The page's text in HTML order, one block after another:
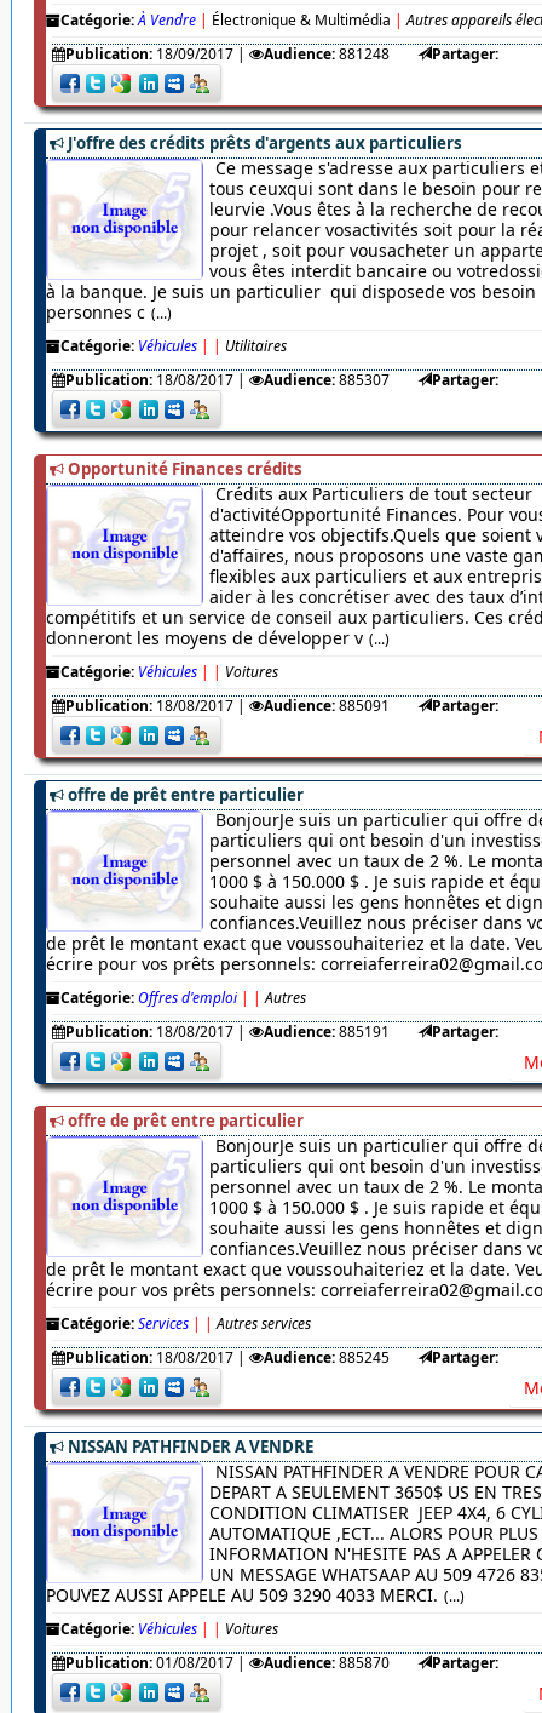
Catégorie:À Vendre | Électronique & Multimédia | Autres appareils
Publication: 18/09/2017| Audience:881248 Partager:
J'offre des crédits prêts d'argents aux particuliers
Ce message s'adresse aux particuliers
tous ceuxqui sont dans le besoin pour
leurvie .Vous êtes à la recherche de
pour relancer vosactivités soit pour la
projet , soit pour vousacheter un
vous êtes interdit bancaire ou
à la banque. Je suis un particulier qui disposede vos
personnes c (...)
Catégorie: Véhicules | | Utilitaires
Publication: 18/08/2017| Audience:885307 Partager:
Opportunité Finances crédits
Crédits aux Particuliers de tout secteur
d'activitéOpportunité Finances. Pour
atteindre vos objectifs.Quels que soient
d'affaires, nous proposons une vaste
flexibles aux particuliers et aux
aider à les concrétiser avec des taux
compétitifs et un service de conseil aux particuliers. Ces
donneront les moyens de développer v (...)
Catégorie: Véhicules | | Voitures
Publication: 18/08/2017| Audience:885091 Partager:
offre de prêt entre particulier
BonjourJe suis un particulier qui offre
particuliers qui ont besoin d'un
personnel avec un taux de 2 %. Le
1000 $ à 150.000 $ . Je suis rapide et
souhaite aussi les gens honnêtes et
confiances.Veuillez nous préciser dans
de prêt le montant exact que voussouhaiteriez et la date.
écrire pour vos prêts personnels:
Catégorie:Offres d'emploi | | Autres
Publication: 18/08/2017| Audience:885191 Partager:
offre de prêt entre particulier
BonjourJe suis un particulier qui offre
particuliers qui ont besoin d'un
personnel avec un taux de 2 %. Le
1000 $ à 150.000 $ . Je suis rapide et
souhaite aussi les gens honnêtes et
confiances.Veuillez nous préciser dans
de prêt le montant exact que voussouhaiteriez et la date.
écrire pour vos prêts personnels:
Catégorie:Services | | Autres services
Publication: 18/08/2017| Audience:885245 Partager:
NISSAN PATHFINDER A VENDRE
NISSAN PATHFINDER A VENDRE POUR
DEPART A SEULEMENT 3650$ US EN
CONDITION CLIMATISER JEEP 4X4, 6
AUTOMATIQUE ,ECT... ALORS POUR PLUS
INFORMATION N'HESITE PAS A APPELER
UN MESSAGE WHATSAAP AU 509 4726
POUVEZ AUSSI APPELE AU 509 3290 4033 MERCI. (...)
Catégorie: Véhicules | | Voitures
Publication:01/08/2017| Audience:885870 Partager: